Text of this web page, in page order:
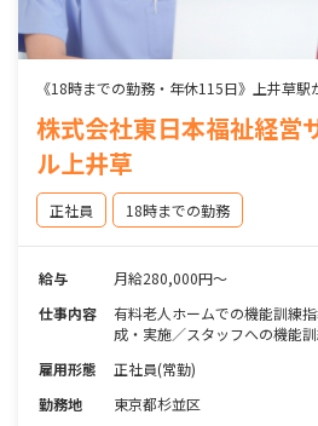
《18時までの勤務・年休115日》上井草
株式会社東日本福祉経
ル上井草
正社員 18時までの勤務
給与
月給280,000円～
仕事内容
有料老人ホームでの機能訓練
成・実施／スタッフへの機能
雇用形態
正社員(常勤)
勤務地
東京都杉並区